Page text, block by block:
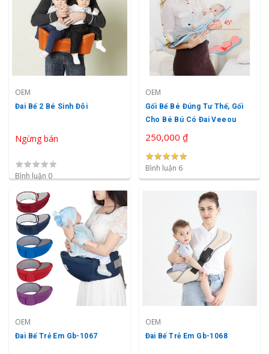
OEM
Đai Bế 2 Bé Sinh Đôi
Ngừng bán
★★★★★
Bình luận 0
OEM
Gối Bế Bé Đúng Tư Thế, Gối
Cho Bé Bú Có Đai Veeou
250,000 ₫
★★★★★
★★★★★
Bình luận 6
OEM
Đai Bế Trẻ Em Gb-1067
OEM
Đai Bế Trẻ Em Gb-1068